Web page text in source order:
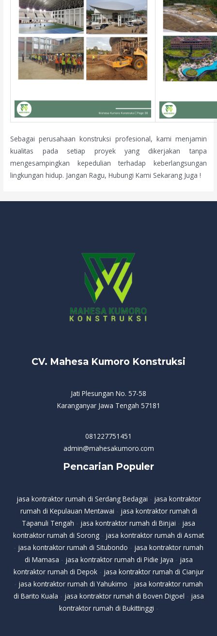
Sebagai perusahaan konstruksi profesional, kami menjamin
kualitas pada setiap proyek yang dikerjakan tanpa
mengesampingkan kepedulian terhadap keberlangsungan
lingkungan hidup. Jangan Ragu, Hubungi Kami Sekarang Juga !
CV. Mahesa Kumoro Konstruksi
Jati Plesungan No. 57-58
Karanganyar Jawa Tengah 57181
081227751451
admin@mahesakumoro.com
Pencarian Populer
jasa kontraktor rumah di Serdang Bedagai - jasa kontraktor
rumah di Kepulauan Mentawai - jasa kontraktor rumah di
Tapanuli Tengah - jasa kontraktor rumah di Binjai - jasa
kontraktor rumah di Sorong - jasa kontraktor rumah di Asmat
- jasa kontraktor rumah di Situbondo - jasa kontraktor rumah
di Mamasa - jasa kontraktor rumah di Pidie Jaya - jasa
kontraktor rumah di Depok- jasa kontraktor rumah di Cianjur
- jasa kontraktor rumah di Yahukimo - jasa kontraktor rumah
di Barito Kuala - jasa kontraktor rumah di Boven Digoel - jasa
kontraktor rumah di Bukittinggi -